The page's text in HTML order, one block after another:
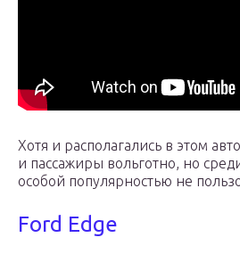
Хотя и располагались в этом
и пассажиры вольготно, но
особой популярностью не
Ford Edge